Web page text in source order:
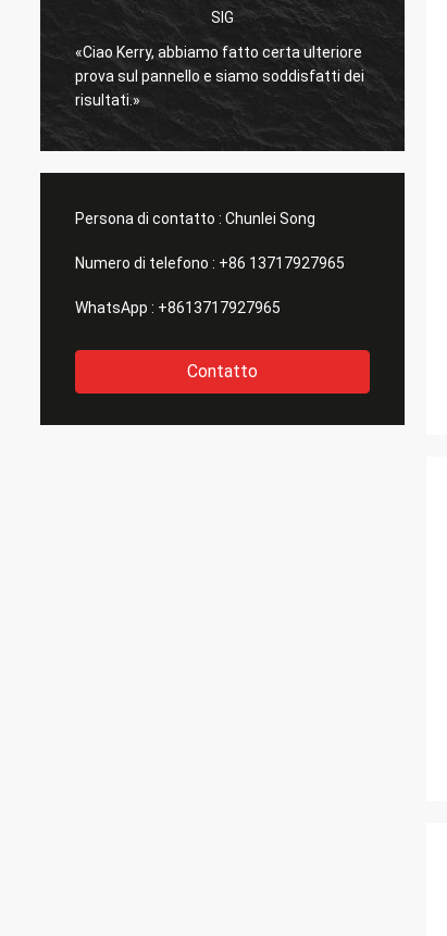
SIG
«Ciao Kerry, abbiamo fatto certa ulteriore
prova sul pannello e siamo soddisfatti dei
risultati.»
Persona di contatto : Chunlei Song
Numero di telefono : +86 13717927965
WhatsApp : +8613717927965
Contatto